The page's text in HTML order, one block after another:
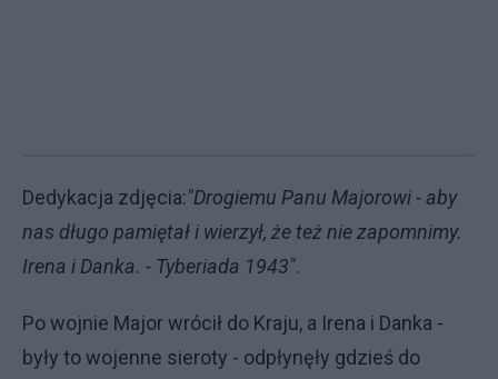
Dedykacja zdjęcia:"Drogiemu Panu Majorowi - aby
nas długo pamiętał i wierzył, że też nie zapomnimy.
Irena i Danka. - Tyberiada 1943".
Po wojnie Major wrócił do Kraju, a Irena i Danka -
były to wojenne sieroty - odpłynęły gdzieś do